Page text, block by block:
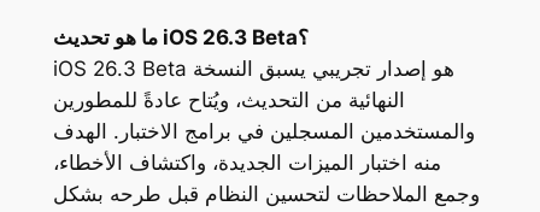
ما هو تحديث iOS 26.3 Beta؟
iOS 26.3 Beta هو إصدار تجريبي يسبق النسخة
النهائية من التحديث، ويُتاح عادةً للمطورين
والمستخدمين المسجلين في برامج الاختبار. الهدف
منه اختبار الميزات الجديدة، واكتشاف الأخطاء،
وجمع الملاحظات لتحسين النظام قبل طرحه بشكل